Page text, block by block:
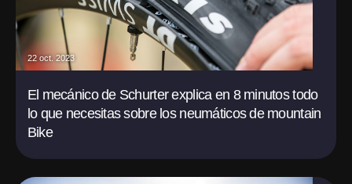
22 oct. 2023
El mecánico de Schurter explica en 8 minutos todo
lo que necesitas sobre los neumáticos de mountain
Bike